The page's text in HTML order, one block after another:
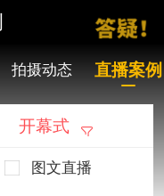
拍摄动态 直播案例
开幕式
图文直播